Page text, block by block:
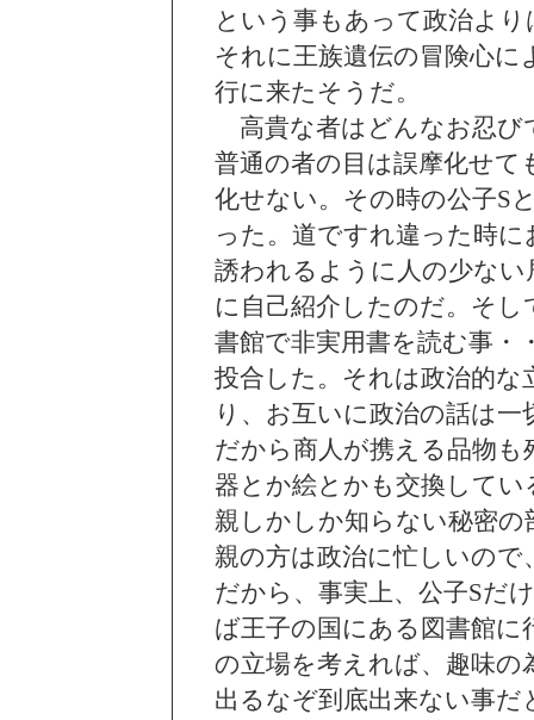
という事もあって政治よ
それに王族遺伝の冒険心に
行に来たそうだ。
高貴な者はどんなお忍び
普通の者の目は誤摩化せて
化せない。その時の公子S
った。道ですれ違った時
誘われるように人の少な
に自己紹介したのだ。そし
書館で非実用書を読む事・
投合した。それは政治的な
り、お互いに政治の話は
だから商人が携える品物
器とか絵とかも交換して
親しかしか知らない秘密
親の方は政治に忙しいので
だから、事実上、公子Sだ
ば王子の国にある図書館
の立場を考えれば、趣味
出るなぞ到底出来ない事